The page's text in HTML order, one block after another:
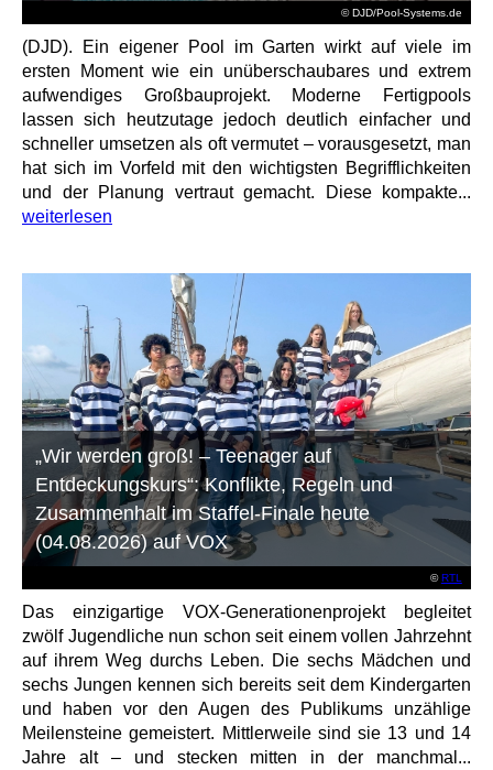
© DJD/Pool-Systems.de
(DJD). Ein eigener Pool im Garten wirkt auf viele im
ersten Moment wie ein unüberschaubares und extrem
aufwendiges Großbauprojekt. Moderne Fertigpools
lassen sich heutzutage jedoch deutlich einfacher und
schneller umsetzen als oft vermutet – vorausgesetzt, man
hat sich im Vorfeld mit den wichtigsten Begrifflichkeiten
und der Planung vertraut gemacht. Diese kompakte...
weiterlesen
©RTL
„Wir werden groß! – Teenager auf
Entdeckungskurs“: Konflikte, Regeln und
Zusammenhalt im Staffel-Finale heute
(04.08.2026) auf VOX
Das einzigartige VOX-Generationenprojekt begleitet
zwölf Jugendliche nun schon seit einem vollen Jahrzehnt
auf ihrem Weg durchs Leben. Die sechs Mädchen und
sechs Jungen kennen sich bereits seit dem Kindergarten
und haben vor den Augen des Publikums unzählige
Meilensteine gemeistert. Mittlerweile sind sie 13 und 14
Jahre alt – und stecken mitten in der manchmal...